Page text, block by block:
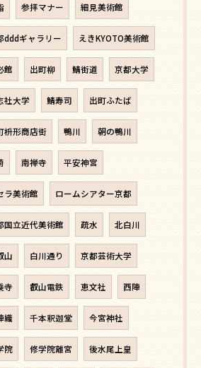
参拝マナー 細見美術館
dddギャラリー えきKYOTO美術館
館 出町柳 鯖街道 京都大学
社大学 鯖寿司 出町ふたば
枡形商店街 鴨川 朝の鴨川
南禅寺 平安神宮
ラ美術館 ロームシアター京都
国立近代美術館 疏水 北白川
山 白川通り 京都芸術大学
寺 叡山電鉄 恵文社 西陣
織 千本釈迦堂 今宮神社
院 修学院離宮 後水尾上皇